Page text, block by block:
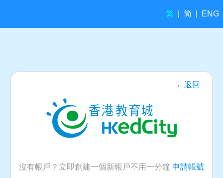
繁 简 ENG
←返回
沒有帳戶？立即創建一個新帳戶不用一分鐘 申請帳號